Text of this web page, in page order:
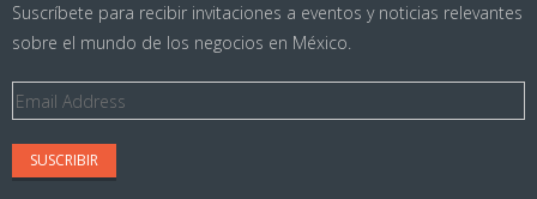
Suscríbete para recibir invitaciones a eventos y noticias relevantes
sobre el mundo de los negocios en México.
Email
Address